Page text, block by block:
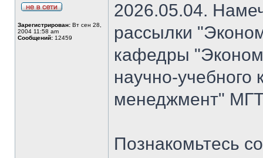
Зарегистрирован: Вт сен 28,
2004 11:58 am
Сообщений: 12459
2026.05.04.
рассылки
кафедры
научно-
менеджмент"
Познакомьтесь